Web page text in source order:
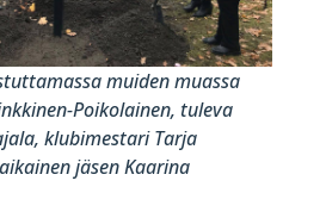
muiden muassa
Poikolainen, tuleva
klubimestari Tarja
jäsen Kaarina